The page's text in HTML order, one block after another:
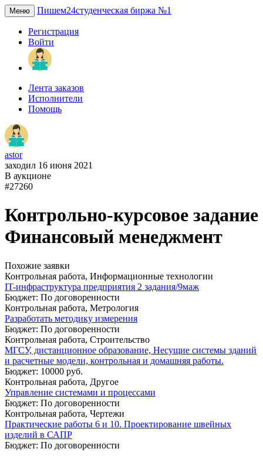
Меню Пишем24студенческая биржа №1
Регистрация
Войти
Лента заказов
Исполнители
Помощь
astor
заходил 16 июня 2021
В аукционе
#27260
Контрольно-курсовое задание
Финансовый менеджмент
Похожие заявки
Контрольная работа, Информационные технологии
IT-инфраструктура предприятия 2 задания/9маж
Бюджет: По договоренности
Контрольная работа, Метрология
Разработать методику измерения
Бюджет: По договоренности
Контрольная работа, Строительство
МГСУ, дистанционное образование, Несущие системы зданий
и расчетные модели, контрольная и домашняя работы.
Бюджет: 10000 руб.
Контрольная работа, Другое
Управление системами и процессами
Бюджет: По договоренности
Контрольная работа, Чертежи
Практические работы 6 и 10. Проектирование швейных
изделий в САПР
Бюджет: По договоренности